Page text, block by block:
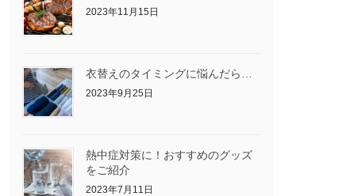
2023年11月15日
衣替えのタイミングに悩んだら…
2023年9月25日
熱中症対策に！おすすめのグッズ
をご紹介
2023年7月11日